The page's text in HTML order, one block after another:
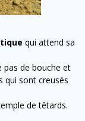
qui attend sa
pas de bouche et
qui sont creusés
de têtards.